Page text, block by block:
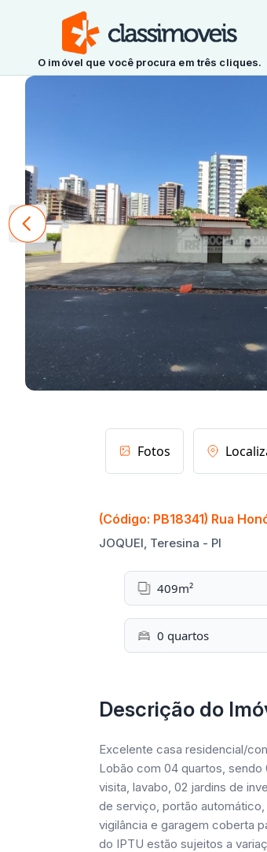
O imóvel que você procura em três cliques.
Fotos
(Código: PB18341) Rua
JOQUEI, Teresina - PI
409m²
0 quartos
Descrição do
Excelente casa residencial/
Lobão com 04 quartos, sendo
visita, lavabo, 02 jardins de
de serviço, portão
vigilância e garagem coberta
do IPTU estão sujeitos a